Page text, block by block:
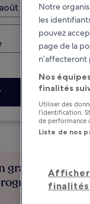
gratuite en cas
Notre
les
pouvez
page de la
n’affecteront
Nos
finalités
Utiliser des
l’identification.
de performance
Liste de nos
finalités